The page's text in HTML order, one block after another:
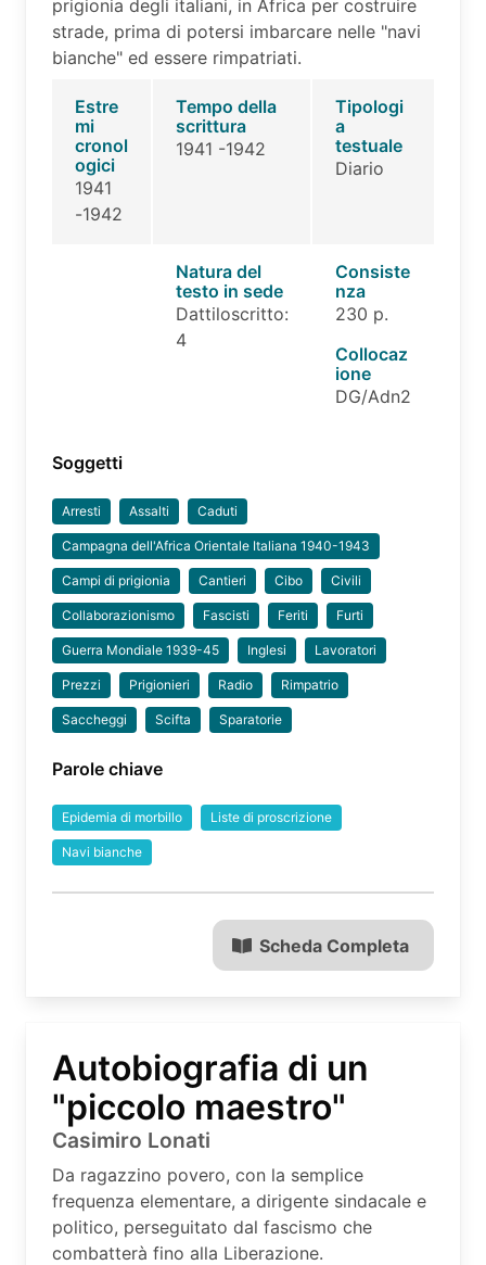
prigionia degli italiani, in Africa per costruire
strade, prima di potersi imbarcare nelle "navi
bianche" ed essere rimpatriati.
Estre
mi
cronol
ogici
1941
-1942
Tempo della
scrittura
1941 -1942
Tipologi
a
testuale
Diario
Natura del
testo in sede
Dattiloscritto:
4
Consiste
nza
230 p.
Collocaz
ione
DG/Adn2
Soggetti
Arresti Assalti Caduti
Campagna dell'Africa Orientale Italiana 1940-1943
Campi di prigionia Cantieri Cibo Civili
Collaborazionismo Fascisti Feriti Furti
Guerra Mondiale 1939-45 Inglesi Lavoratori
Prezzi Prigionieri Radio Rimpatrio
Saccheggi Scifta Sparatorie
Parole chiave
Epidemia di morbillo Liste di proscrizione
Navi bianche
Scheda Completa
Autobiografia di un
"piccolo maestro"
Casimiro Lonati
Da ragazzino povero, con la semplice
frequenza elementare, a dirigente sindacale e
politico, perseguitato dal fascismo che
combatterà fino alla Liberazione.